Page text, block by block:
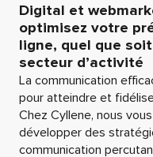
Digital et
optimisez votre
ligne, quel que
secteur d’activité
La communication
pour atteindre et
Chez Cyllene, nous
développer des
communication